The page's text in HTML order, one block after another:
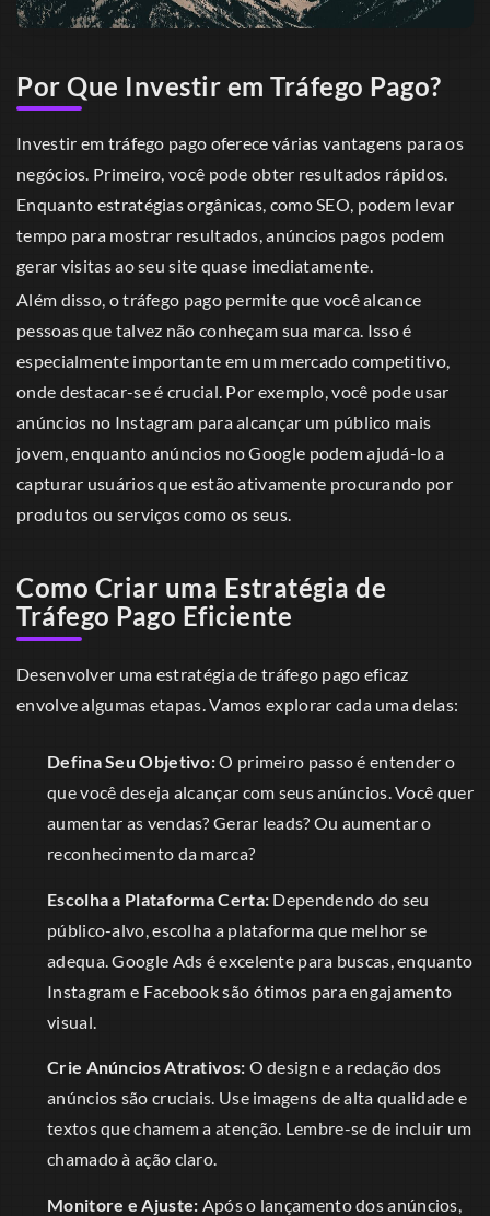
Por Que Investir em Tráfego Pago?
Investir em tráfego pago oferece várias vantagens para os
negócios. Primeiro, você pode obter resultados rápidos.
Enquanto estratégias orgânicas, como SEO, podem levar
tempo para mostrar resultados, anúncios pagos podem
gerar visitas ao seu site quase imediatamente.
Além disso, o tráfego pago permite que você alcance
pessoas que talvez não conheçam sua marca. Isso é
especialmente importante em um mercado competitivo,
onde destacar-se é crucial. Por exemplo, você pode usar
anúncios no Instagram para alcançar um público mais
jovem, enquanto anúncios no Google podem ajudá-lo a
capturar usuários que estão ativamente procurando por
produtos ou serviços como os seus.
Como Criar uma Estratégia de
Tráfego Pago Eficiente
Desenvolver uma estratégia de tráfego pago eficaz
envolve algumas etapas. Vamos explorar cada uma delas:
Defina Seu Objetivo:O primeiro passo é entender o
que você deseja alcançar com seus anúncios. Você quer
aumentar as vendas? Gerar leads? Ou aumentar o
reconhecimento da marca?
Escolha a Plataforma Certa: Dependendo do seu
público-alvo, escolha a plataforma que melhor se
adequa. Google Ads é excelente para buscas, enquanto
Instagram e Facebook são ótimos para engajamento
visual.
Crie Anúncios Atrativos: O design e a redação dos
anúncios são cruciais. Use imagens de alta qualidade e
textos que chamem a atenção. Lembre-se de incluir um
chamado à ação claro.
Monitore e Ajuste: Após o lançamento dos anúncios,